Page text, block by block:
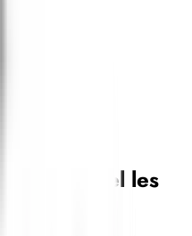
F) - Hôtel les